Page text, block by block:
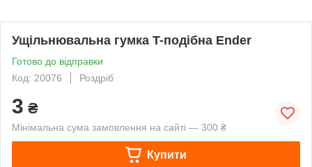
Ущільнювальна гумка T-подібна Ender
Готово до відправки
Код: 20076
Роздріб
3 ₴
Мінімальна сума замовлення на сайті — 300 ₴
Купити